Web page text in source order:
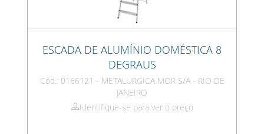
ESCADA DE ALUMÍNIO DOMÉSTICA 8
DEGRAUS
Cód.: 0166121 - METALURGICA MOR S/A - RIO DE
JANEIRO
Identifique-se para ver o preço